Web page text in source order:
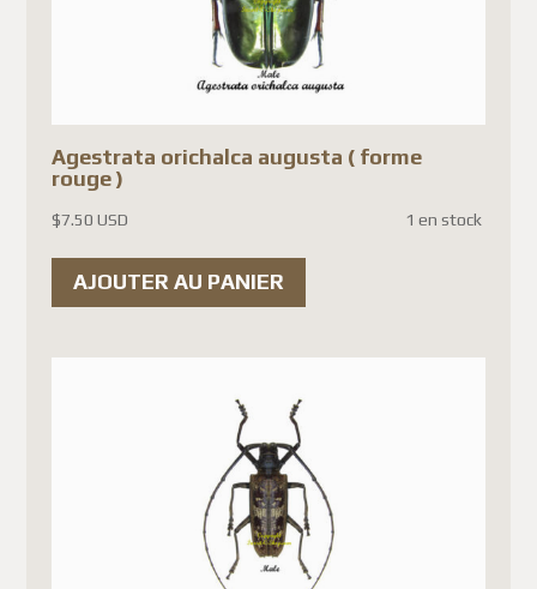
Agestrata orichalca augusta ( forme
rouge )
$7.50 USD 1 en stock
AJOUTER AU PANIER
to several countries, including
France, have been temporarily
suspended.
At this time, the affected
countries include:
France
Belgium
Denmark
Czech Republic
(as well as a few other
countries, depending on